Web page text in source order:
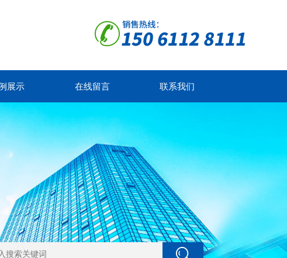
展示 在线留言 联系我们